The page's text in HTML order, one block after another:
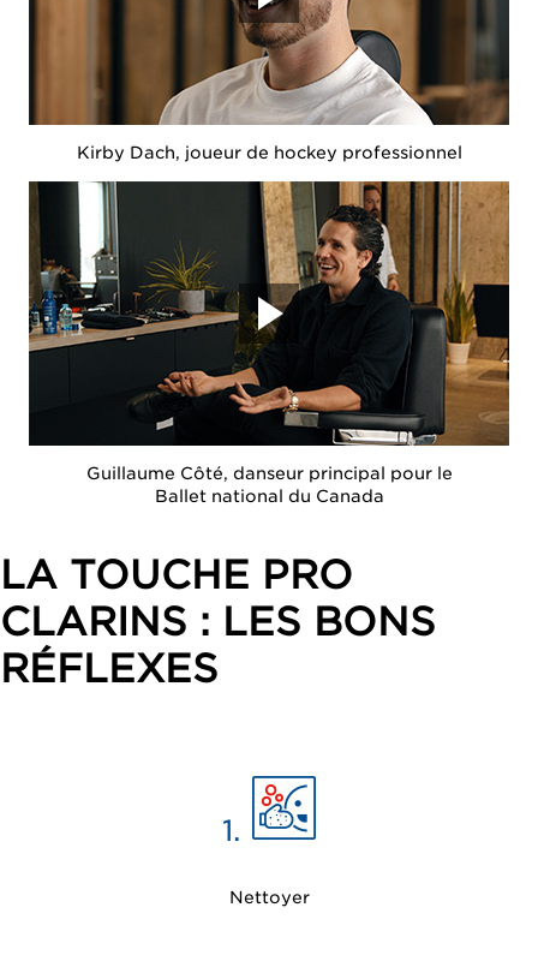
Kirby Dach, joueur de hockey professionnel
Guillaume Côté, danseur principal pour le
Ballet national du Canada
LA TOUCHE PRO
CLARINS : LES BONS
RÉFLEXES
1.
Nettoyer